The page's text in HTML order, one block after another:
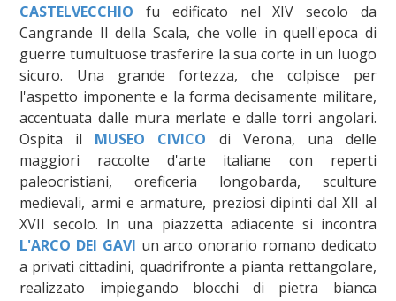
CASTELVECCHIO fu edificato nel XIV secolo da
Cangrande II della Scala, che volle in quell'epoca di
guerre tumultuose trasferire la sua corte in un luogo
sicuro. Una grande fortezza, che colpisce per
l'aspetto imponente e la forma decisamente militare,
accentuata dalle mura merlate e dalle torri angolari.
Ospita il MUSEO CIVICO di Verona, una delle
maggiori raccolte d'arte italiane con reperti
paleocristiani, oreficeria longobarda, sculture
medievali, armi e armature, preziosi dipinti dal XII al
XVII secolo. In una piazzetta adiacente si incontra
L'ARCO DEI GAVI un arco onorario romano dedicato
a privati cittadini, quadrifronte a pianta rettangolare,
realizzato impiegando blocchi di pietra bianca